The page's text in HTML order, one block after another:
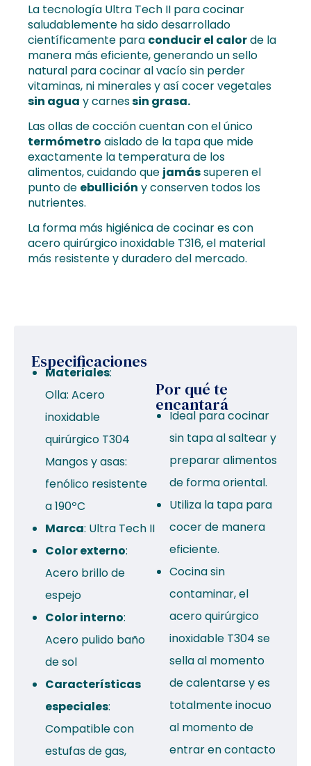
La tecnología Ultra Tech II para cocinar
saludablemente ha sido desarrollado
científicamente para conducir el calorde la
manera más eficiente, generando un sello
natural para cocinar al vacío sin perder
vitaminas, ni minerales y así cocer vegetales
sin agua y carnessin grasa.
Las ollas de cocción cuentan con el único
termómetro aislado de la tapa que mide
exactamente la temperatura de los
alimentos, cuidando que jamássuperen el
punto de ebullición y conserven todos los
nutrientes.
La forma más higiénica de cocinar es con
acero quirúrgico inoxidable T316, el material
más resistente y duradero del mercado.
Especificaciones
Materiales:
Olla: Acero
inoxidable
quirúrgico T304
Mangos y asas:
fenólico resistente
a 190ºC
Marca: Ultra Tech II
Color externo:
Acero brillo de
espejo
Color interno:
Acero pulido baño
de sol
Características
especiales:
Compatible con
estufas de gas,
Por qué te
encantará
Ideal para cocinar
sin tapa al saltear y
preparar alimentos
de forma oriental.
Utiliza la tapa para
cocer de manera
eficiente.
Cocina sin
contaminar, el
acero quirúrgico
inoxidable T304 se
sella al momento
de calentarse y es
totalmente inocuo
al momento de
entrar en contacto